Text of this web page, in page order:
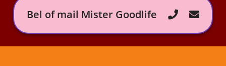
Bel of mail Mister Goodlife